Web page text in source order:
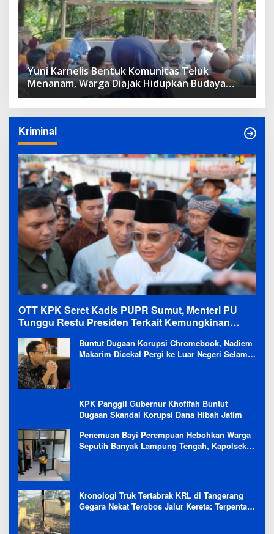
Yuni Karnelis Bentuk Komunitas Teluk
Menanam, Warga Diajak Hidupkan Budaya
Tanam
Kriminal
OTT KPK Seret Kadis PUPR Sumut, Menteri PU
Tunggu Restu Presiden Terkait Kemungkinan
Evaluasi Besar
Buntut Dugaan Korupsi Chromebook, Nadiem
Makarim Dicekal Pergi ke Luar Negeri Selama
KPK Panggil Gubernur Khofifah Buntut
Dugaan Skandal Korupsi Dana Hibah Jatim
Penemuan Bayi Perempuan Hebohkan Warga
Seputih Banyak Lampung Tengah, Kapolsek:
Kronologi Truk Tertabrak KRL di Tangerang
Gegara Nekat Terobos Jalur Kereta: Terpental,